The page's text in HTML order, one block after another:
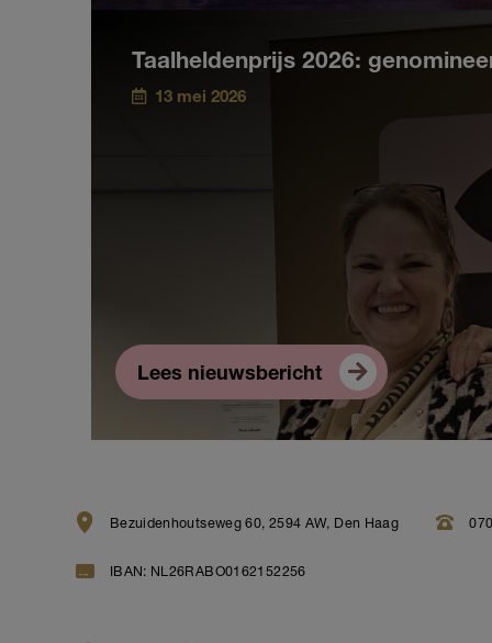
Taalheldenprijs 2026:
13 mei 2026
Lees nieuwsbericht
Bezuidenhoutseweg 60, 2594 AW, Den Haag
IBAN: NL26RABO0162152256